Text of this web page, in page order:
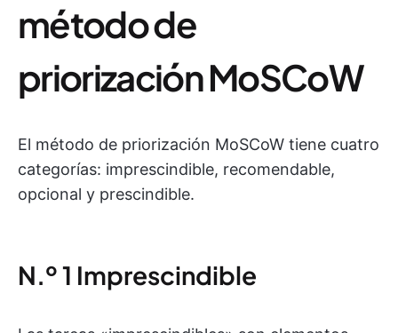
método de
priorización MoSCoW
El método de priorización MoSCoW tiene cuatro
categorías: imprescindible, recomendable,
opcional y prescindible.
N.º 1 Imprescindible